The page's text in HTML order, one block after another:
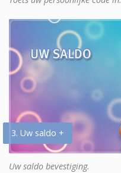
3. Uw saldo +
Uw saldo bevestiging.